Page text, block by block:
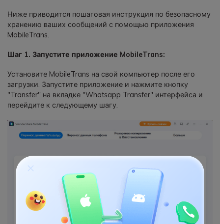
Ниже приводится пошаговая инструкция по безопасному
хранению ваших сообщений с помощью приложения
MobileTrans.
Шаг 1. Запустите приложение MobileTrans:
Установите MobileTrans на свой компьютер после его
загрузки. Запустите приложение и нажмите кнопку
"Transfer" на вкладке "Whatsapp Transfer" интерфейса и
перейдите к следующему шагу.